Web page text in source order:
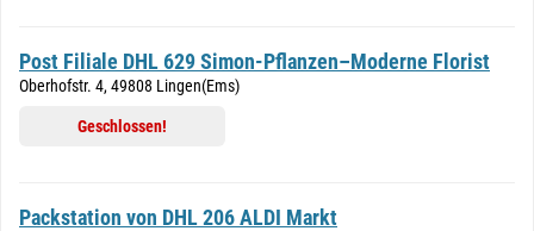
Post Filiale DHL 629 Simon-Pflanzen–Moderne Florist
Oberhofstr. 4, 49808 Lingen(Ems)
Geschlossen!
Packstation von DHL 206 ALDI Markt